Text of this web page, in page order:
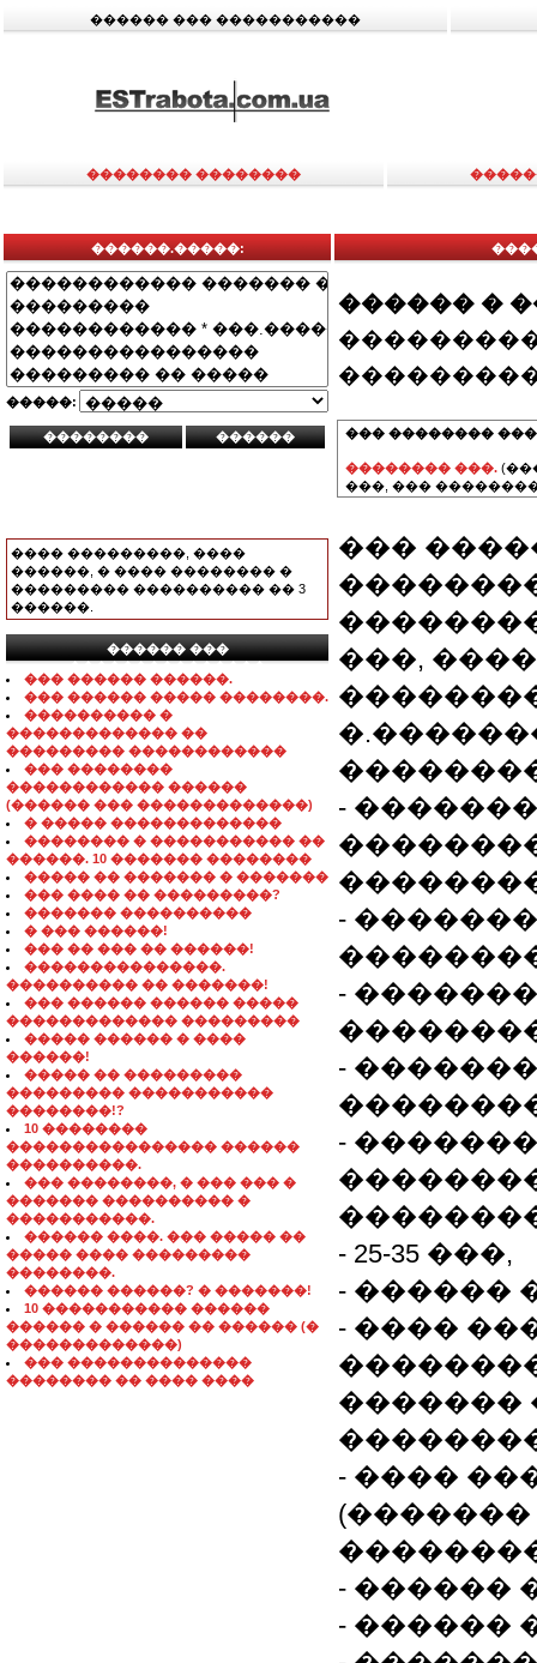
������ ��� �����������
�������� ��������
������.�����:
�����:
���� ���������, ����
������, � ���� �������� �
��������� ���������� �� 3
������.
������ ���
���������������
��� ������ ������.
��� ������ ����� ��������.
���������� �
������������� ��
��������� ������������
��� ��������
������������ ������
(������ ��� �������������)
� ����� �������������
�������� � ����������� ��
������. 10 ������� ��������
����� �� ������� � �������
��� ���� �� ���������?
������� ����������
� ��� ������!
��� �� ��� �� ������!
���������������.
���������� �� �������!
��� ������ ������ �����
������������� ���������
����� ������ � ����
������!
����� �� ���������
��������� �����������
��������!?
10 ��������
���������������� ������
����������.
��� ��������, � ��� ��� �
������� ���������� �
�����������.
������ ����. ��� ����� ��
����� ���� ���������
��������.
������ ������? � �������!
10 ����������� ������
������ � ������ �� ������ (�
�������������)
��� ��������������
�������� �� ���� ����
������ �
��� ��������
�������� ���.
���, ���
���
���,
-
-
-
-
-
- 25-35 ���,
- ������
- ����
�������
- ����
(�������
- ������
- ������